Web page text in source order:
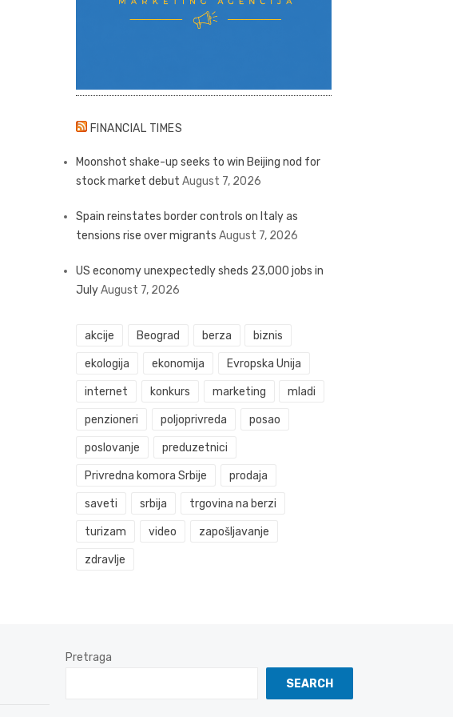
FINANCIAL TIMES
Moonshot shake-up seeks to win Beijing nod for
stock market debut August 7, 2026
Spain reinstates border controls on Italy as
tensions rise over migrants August 7, 2026
US economy unexpectedly sheds 23,000 jobs in
JulyAugust 7, 2026
akcije Beograd berza biznis
ekologija ekonomija Evropska Unija
internet konkurs marketing mladi
penzioneri poljoprivreda posao
poslovanje preduzetnici
Privredna komora Srbije prodaja
saveti srbija trgovina na berzi
turizam video zapošljavanje
zdravlje
Pretraga
SEARCH